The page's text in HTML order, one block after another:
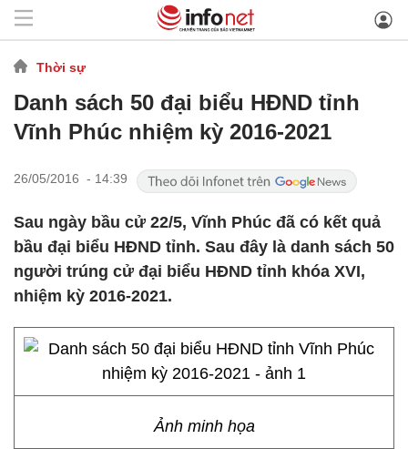
Thời sự
Danh sách 50 đại biểu HĐND tỉnh
Vĩnh Phúc nhiệm kỳ 2016-2021
26/05/2016 - 14:39
Sau ngày bầu cử 22/5, Vĩnh Phúc đã có kết quả
bầu đại biểu HĐND tỉnh. Sau đây là danh sách 50
người trúng cử đại biểu HĐND tỉnh khóa XVI,
nhiệm kỳ 2016-2021.
Ảnh minh họa